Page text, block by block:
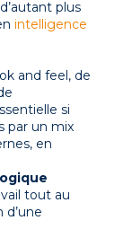
plus
intelligence
and feel, de
si
par un mix
en
tout au
d’une